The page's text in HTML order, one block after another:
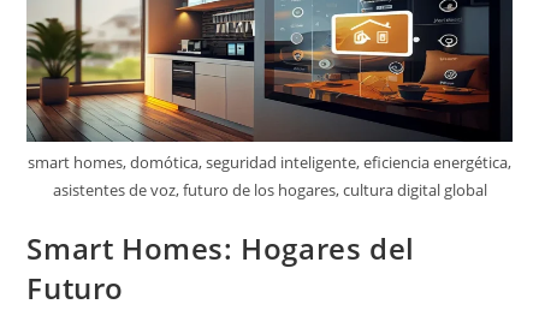
smart homes, domótica, seguridad inteligente, eficiencia energética,
asistentes de voz, futuro de los hogares, cultura digital global
Smart Homes: Hogares del
Futuro